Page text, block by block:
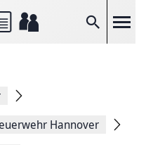
Suche
Hannover